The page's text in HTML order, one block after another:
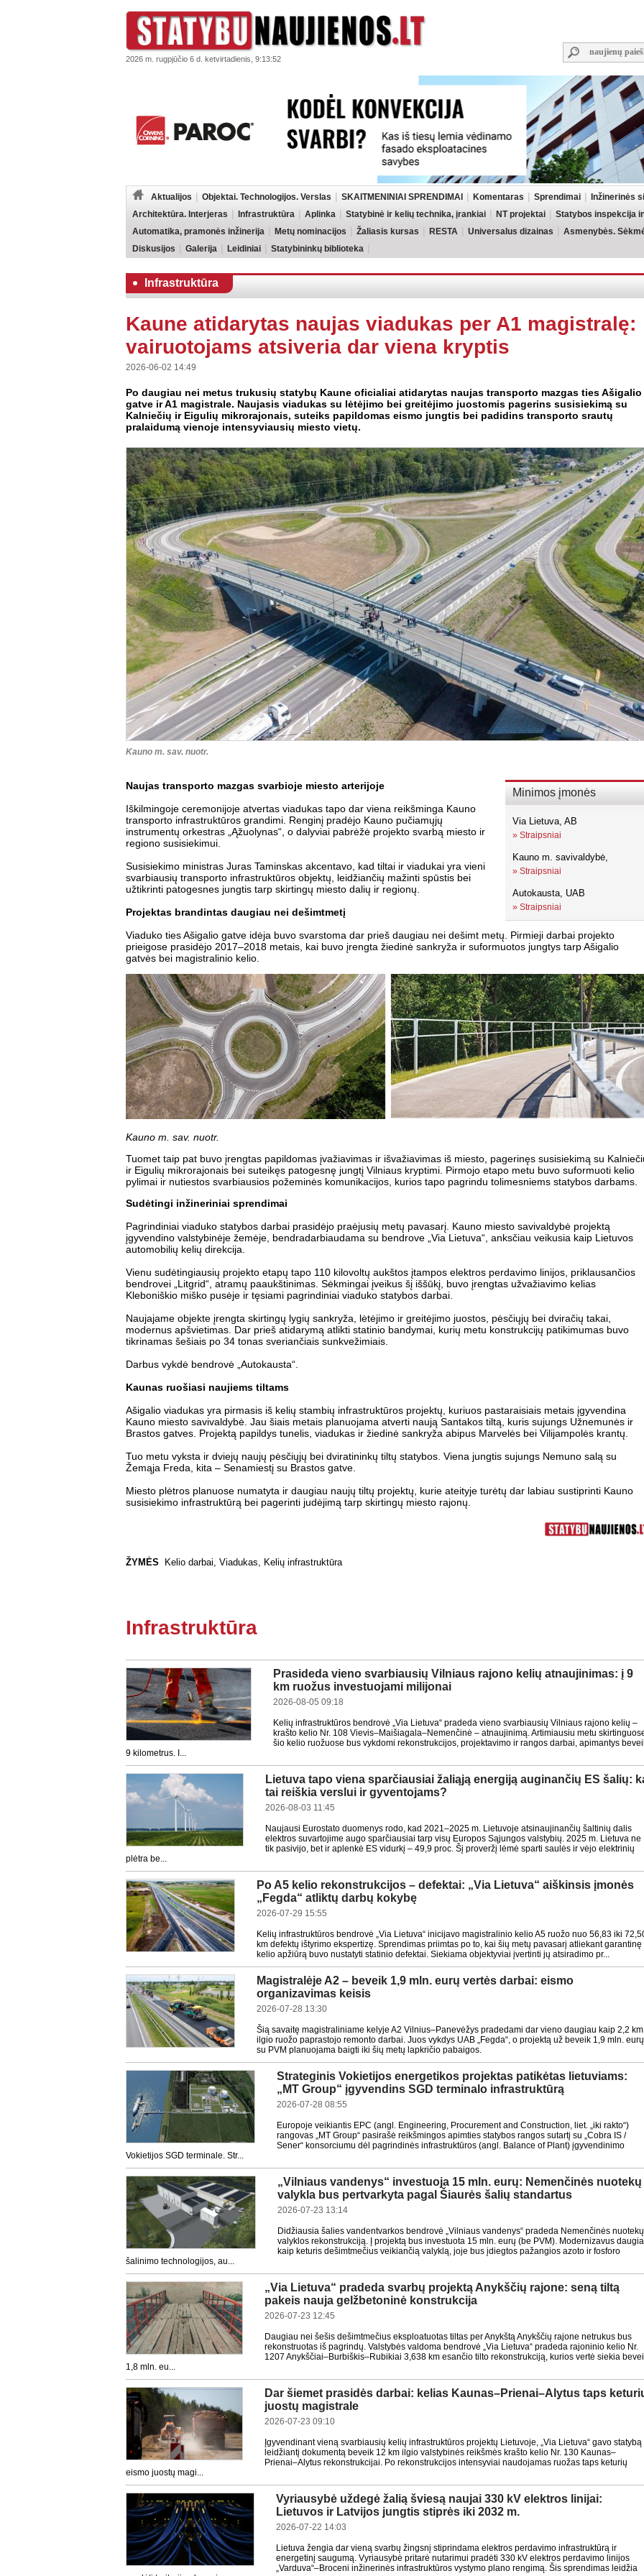
2026 m. rugpjūčio 6 d. ketvirtadienis, 9:13:52
Aktualijos Objektai. Technologijos. Verslas SKAITMENINIAI SPRENDIMAI Komentaras Sprendimai
Inžinerinės
Architektūra. Interjeras
Infrastruktūra Aplinka Statybinė ir kelių technika, įrankiai NT projektai
Statybos inspekcija
Automatika, pramonės inžinerija
Metų nominacijos Žaliasis kursas RESTA Universalus dizainas
Asmenybės.
Diskusijos
Galerija Leidiniai Statybininkų biblioteka
Infrastruktūra
Kaune atidarytas naujas viadukas per A1 magistralę:
vairuotojams atsiveria dar viena kryptis
2026-06-02 14:49
Po daugiau nei metus trukusių statybų Kaune oficialiai atidarytas naujas transporto mazgas ties Ašigalio
gatve ir A1 magistrale. Naujasis viadukas su lėtėjimo bei greitėjimo juostomis pagerins susisiekimą su
Kalniečių ir Eigulių mikrorajonais, suteiks papildomas eismo jungtis bei padidins transporto srautų
pralaidumą vienoje intensyviausių miesto vietų.
Kauno m. sav. nuotr.
Minimos įmonės
Via Lietuva, AB
» Straipsniai
Kauno m. savivaldybė,
» Straipsniai
Autokausta, UAB
» Straipsniai
Naujas transporto mazgas svarbioje miesto arterijoje
Iškilmingoje ceremonijoje atvertas viadukas tapo dar viena reikšminga Kauno
transporto infrastruktūros grandimi. Renginį pradėjo Kauno pučiamųjų
instrumentų orkestras „Ąžuolynas“, o dalyviai pabrėžė projekto svarbą miesto ir
regiono susisiekimui.
Susisiekimo ministras Juras Taminskas akcentavo, kad tiltai ir viadukai yra vieni
svarbiausių transporto infrastruktūros objektų, leidžiančių mažinti spūstis bei
užtikrinti patogesnes jungtis tarp skirtingų miesto dalių ir regionų.
Projektas brandintas daugiau nei dešimtmetį
Viaduko ties Ašigalio gatve idėja buvo svarstoma dar prieš daugiau nei dešimt metų. Pirmieji darbai projekto
prieigose prasidėjo 2017–2018 metais, kai buvo įrengta žiedinė sankryža ir suformuotos jungtys tarp Ašigalio
gatvės bei magistralinio kelio.
Kauno m. sav. nuotr.
Tuomet taip pat buvo įrengtas papildomas įvažiavimas ir išvažiavimas iš miesto, pagerinęs susisiekimą su
ir Eigulių mikrorajonais bei suteikęs patogesnę jungtį Vilniaus kryptimi. Pirmojo etapo metu buvo suformuoti kelio
pylimai ir nutiestos svarbiausios požeminės komunikacijos, kurios tapo pagrindu tolimesniems statybos darbams.
Sudėtingi inžineriniai sprendimai
Pagrindiniai viaduko statybos darbai prasidėjo praėjusių metų pavasarį. Kauno miesto savivaldybė projektą
įgyvendino valstybinėje žemėje, bendradarbiaudama su bendrove „Via Lietuva“, anksčiau veikusia kaip Lietuvos
automobilių kelių direkcija.
Vienu sudėtingiausių projekto etapų tapo 110 kilovoltų aukštos įtampos elektros perdavimo linijos, priklausančios
bendrovei „Litgrid“, atramų paaukštinimas. Sėkmingai įveikus šį iššūkį, buvo įrengtas užvažiavimo kelias
Kleboniškio miško pusėje ir tęsiami pagrindiniai viaduko statybos darbai.
Naujajame objekte įrengta skirtingų lygių sankryža, lėtėjimo ir greitėjimo juostos, pėsčiųjų bei dviračių takai,
modernus apšvietimas. Dar prieš atidarymą atlikti statinio bandymai, kurių metu konstrukcijų patikimumas buvo
tikrinamas šešiais po 34 tonas sveriančiais sunkvežimiais.
Darbus vykdė bendrovė „Autokausta“.
Kaunas ruošiasi naujiems tiltams
Ašigalio viadukas yra pirmasis iš kelių stambių infrastruktūros projektų, kuriuos pastaraisiais metais įgyvendina
Kauno miesto savivaldybė. Jau šiais metais planuojama atverti naują Santakos tiltą, kuris sujungs Užnemunės ir
Brastos gatves. Projektą papildys tunelis, viadukas ir žiedinė sankryža abipus Marvelės bei Vilijampolės krantų.
Tuo metu vyksta ir dviejų naujų pėsčiųjų bei dviratininkų tiltų statybos. Viena jungtis sujungs Nemuno salą su
Žemąja Freda, kita – Senamiestį su Brastos gatve.
Miesto plėtros planuose numatyta ir daugiau naujų tiltų projektų, kurie ateityje turėtų dar labiau sustiprinti Kauno
susisiekimo infrastruktūrą bei pagerinti judėjimą tarp skirtingų miesto rajonų.
ŽYMĖS Kelio darbai, Viadukas, Kelių infrastruktūra
Infrastruktūra
Prasideda vieno svarbiausių Vilniaus rajono kelių atnaujinimas: į 9
km ruožus investuojami milijonai
2026-08-05 09:18
Kelių infrastruktūros bendrovė „Via Lietuva“ pradeda vieno svarbiausių Vilniaus rajono kelių –
krašto kelio Nr. 108 Vievis–Maišiagala–Nemenčinė – atnaujinimą. Artimiausiu metu
šio kelio ruožuose bus vykdomi rekonstrukcijos, projektavimo ir rangos darbai, apimantys
9 kilometrus. I...
Lietuva tapo viena sparčiausiai žaliąją energiją auginančių ES šalių:
tai reiškia verslui ir gyventojams?
2026-08-03 11:45
Naujausi Eurostato duomenys rodo, kad 2021–2025 m. Lietuvoje atsinaujinančių šaltinių dalis
elektros suvartojime augo sparčiausiai tarp visų Europos Sąjungos valstybių. 2025 m. Lietuva ne
tik pasivijo, bet ir aplenkė ES vidurkį – 49,9 proc. Šį proveržį lėmė sparti saulės ir vėjo elektrinių
plėtra be...
Po A5 kelio rekonstrukcijos – defektai: „Via Lietuva“ aiškinsis įmonės
„Fegda“ atliktų darbų kokybę
2026-07-29 15:55
Kelių infrastruktūros bendrovė „Via Lietuva“ inicijavo magistralinio kelio A5 ruožo nuo 56,83 iki
km defektų ištyrimo ekspertizę. Sprendimas priimtas po to, kai šių metų pavasarį atliekant garantinę
kelio apžiūrą buvo nustatyti statinio defektai. Siekiama objektyviai įvertinti jų atsiradimo pr...
Magistralėje A2 – beveik 1,9 mln. eurų vertės darbai: eismo
organizavimas keisis
2026-07-28 13:30
Šią savaitę magistraliniame kelyje A2 Vilnius–Panevėžys pradedami dar vieno daugiau kaip 2,2 km
ilgio ruožo paprastojo remonto darbai. Juos vykdys UAB „Fegda“, o projektą už beveik 1,9 mln. eurų
su PVM planuojama baigti iki šių metų lapkričio pabaigos.
Strateginis Vokietijos energetikos projektas patikėtas lietuviams:
„MT Group“ įgyvendins SGD terminalo infrastruktūrą
2026-07-28 08:55
Europoje veikiantis EPC (angl. Engineering, Procurement and Construction, liet. „iki rakto“)
rangovas „MT Group“ pasirašė reikšmingos apimties statybos rangos sutartį su „Cobra IS /
Sener“ konsorciumu dėl pagrindinės infrastruktūros (angl. Balance of Plant) įgyvendinimo
Vokietijos SGD terminale. Str...
„Vilniaus vandenys“ investuoja 15 mln. eurų: Nemenčinės nuotekų
valykla bus pertvarkyta pagal Šiaurės šalių standartus
2026-07-23 13:14
Didžiausia šalies vandentvarkos bendrovė „Vilniaus vandenys“ pradeda Nemenčinės nuotekų
valyklos rekonstrukciją. Į projektą bus investuota 15 mln. eurų (be PVM). Modernizavus
kaip keturis dešimtmečius veikiančią valyklą, joje bus įdiegtos pažangios azoto ir fosforo
šalinimo technologijos, au...
„Via Lietuva“ pradeda svarbų projektą Anykščių rajone: seną tiltą
pakeis nauja gelžbetoninė konstrukcija
2026-07-23 12:45
Daugiau nei šešis dešimtmečius eksploatuotas tiltas per Anykštą Anykščių rajone netrukus bus
rekonstruotas iš pagrindų. Valstybės valdoma bendrovė „Via Lietuva“ pradeda rajoninio kelio Nr.
1207 Anykščiai–Burbiškis–Rubikiai 3,638 km esančio tilto rekonstrukciją, kurios vertė siekia
1,8 mln. eu...
Dar šiemet prasidės darbai: kelias Kaunas–Prienai–Alytus taps
juostų magistrale
2026-07-23 09:10
Įgyvendinant vieną svarbiausių kelių infrastruktūros projektų Lietuvoje, „Via Lietuva“ gavo statybą
leidžiantį dokumentą beveik 12 km ilgio valstybinės reikšmės krašto kelio Nr. 130 Kaunas–
Prienai–Alytus rekonstrukcijai. Po rekonstrukcijos intensyviai naudojamas ruožas taps keturių
eismo juostų magi...
Vyriausybė uždegė žalią šviesą naujai 330 kV elektros linijai:
Lietuvos ir Latvijos jungtis stiprės iki 2032 m.
2026-07-22 14:03
Lietuva žengia dar vieną svarbų žingsnį stiprindama elektros perdavimo infrastruktūrą ir
energetinį saugumą. Vyriausybė pritarė nutarimui pradėti 330 kV elektros perdavimo linijos
„Varduva“–Broceni inžinerinės infrastruktūros vystymo plano rengimą. Šis sprendimas leidžia